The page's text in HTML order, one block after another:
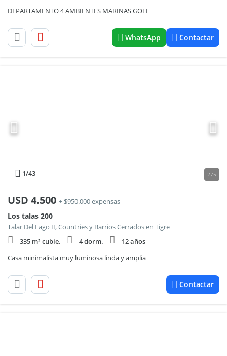
DEPARTAMENTO 4 AMBIENTES MARINAS GOLF
WhatsApp Contactar
1/43 275
USD 4.500 + $950.000 expensas
Los talas 200
Talar Del Lago II, Countries y Barrios Cerrados en Tigre
335 m² cubie.
4 dorm.
12 años
Casa minimalista muy luminosa linda y amplia
Contactar